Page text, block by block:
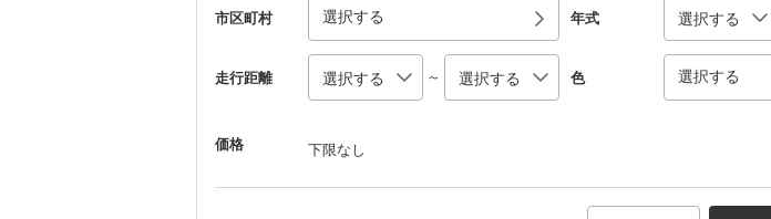
市区町村 選択する 年式
走行距離 ～ 色 選択する
価格 下限なし